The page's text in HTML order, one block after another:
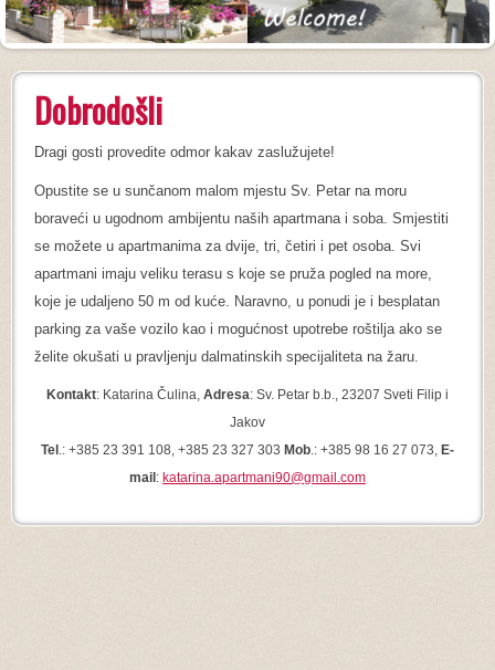
Dobrodošli
Dragi gosti provedite odmor kakav zaslužujete!
Opustite se u sunčanom malom mjestu Sv. Petar na moru
boraveći u ugodnom ambijentu naših apartmana i soba. Smjestiti
se možete u apartmanima za dvije, tri, četiri i pet osoba. Svi
apartmani imaju veliku terasu s koje se pruža pogled na more,
koje je udaljeno 50 m od kuće. Naravno, u ponudi je i besplatan
parking za vaše vozilo kao i mogućnost upotrebe roštilja ako se
želite okušati u pravljenju dalmatinskih specijaliteta na žaru.
Kontakt: Katarina Čulina, Adresa: Sv. Petar b.b., 23207 Sveti Filip i
Jakov
Tel .: +385 23 391 108, +385 23 327 303 Mob.: +385 98 16 27 073, E-
mail : katarina.apartmani90@gmail.com